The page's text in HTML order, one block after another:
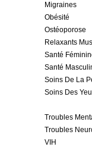
Migraines
Obésité
Ostéoporose
Relaxants
Santé
Santé
Soins De La
Soins Des
Troubles
Troubles
VIH